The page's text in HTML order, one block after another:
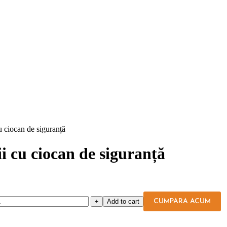
ciocan de siguranță
cu ciocan de siguranță
Add to cart CUMPARA ACUM